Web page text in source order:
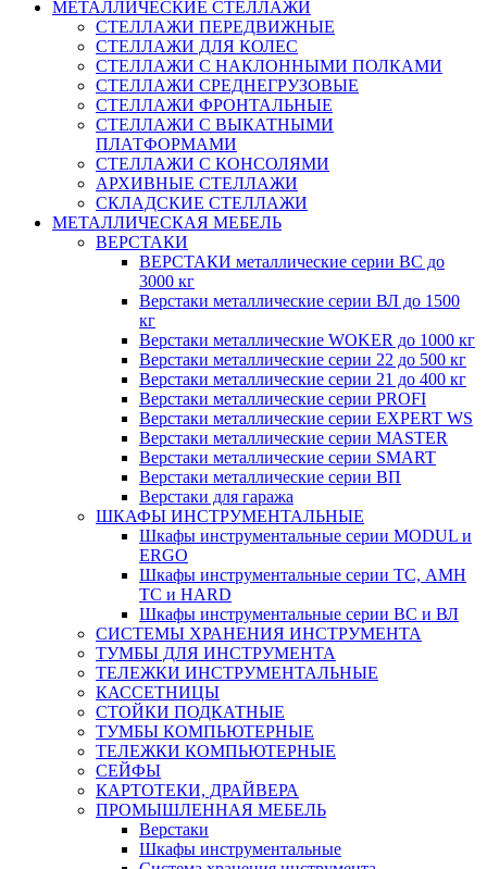
МЕТАЛЛИЧЕСКИЕ СТЕЛЛАЖИ
СТЕЛЛАЖИ ПЕРЕДВИЖНЫЕ
СТЕЛЛАЖИ ДЛЯ КОЛЕС
СТЕЛЛАЖИ С НАКЛОННЫМИ ПОЛКАМИ
СТЕЛЛАЖИ СРЕДНЕГРУЗОВЫЕ
СТЕЛЛАЖИ ФРОНТАЛЬНЫЕ
СТЕЛЛАЖИ С ВЫКАТНЫМИ
ПЛАТФОРМАМИ
СТЕЛЛАЖИ С КОНСОЛЯМИ
АРХИВНЫЕ СТЕЛЛАЖИ
СКЛАДСКИЕ СТЕЛЛАЖИ
МЕТАЛЛИЧЕСКАЯ МЕБЕЛЬ
ВЕРСТАКИ
ВЕРСТАКИ металлические серии ВС до
3000 кг
Верстаки металлические серии ВЛ до 1500
кг
Верстаки металлические WOKER до 1000 кг
Верстаки металлические серии 22 до 500 кг
Верстаки металлические серии 21 до 400 кг
Верстаки металлические серии PROFI
Верстаки металлические серии EXPERT WS
Верстаки металлические серии MASTER
Верстаки металлические серии SMART
Верстаки металлические серии ВП
Верстаки для гаража
ШКАФЫ ИНСТРУМЕНТАЛЬНЫЕ
Шкафы инструментальные серии MODUL и
ERGO
Шкафы инструментальные серии ТС, АМН
ТС и HARD
Шкафы инструментальные серии ВС и ВЛ
СИСТЕМЫ ХРАНЕНИЯ ИНСТРУМЕНТА
ТУМБЫ ДЛЯ ИНСТРУМЕНТА
ТЕЛЕЖКИ ИНСТРУМЕНТАЛЬНЫЕ
КАССЕТНИЦЫ
СТОЙКИ ПОДКАТНЫЕ
ТУМБЫ КОМПЬЮТЕРНЫЕ
ТЕЛЕЖКИ КОМПЬЮТЕРНЫЕ
СЕЙФЫ
КАРТОТЕКИ, ДРАЙВЕРА
ПРОМЫШЛЕННАЯ МЕБЕЛЬ
Верстаки
Шкафы инструментальные